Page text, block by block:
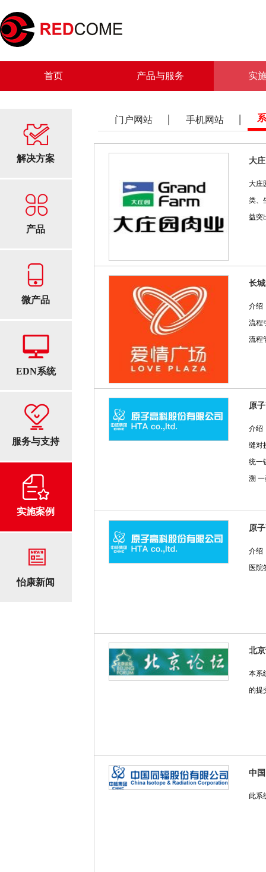
首页 产品与服务 实
解决方案
产品
微产品
EDN系统
服务与支持
实施案例
怡康新闻
门户网站 手机网站
大
大庄
类、
益突
长
介绍
流程
流程
原
介绍
缝对
统一
溯
原
介绍
医院
北
本系
的提
中
此系